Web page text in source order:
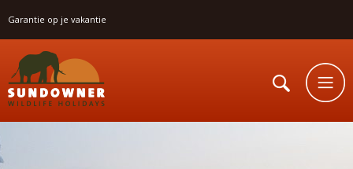
Garantie op je vakantie